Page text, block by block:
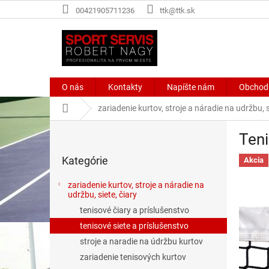
na
00421905711236 ttk@ttk.sk
O nás Kontakty Napíšte nám
Domovzariadenie kurtov, stroje a náradie na udržbu,
B
n
n
e
kategórie
Kategórie
zariadenie kurtov, stroje a náradie na
udržbu, siete, čiary
tenisové čiary a príslušenstvo
tenisové siete a príslušenstvo
stroje a naradie na údržbu kurtov
zariadenie tenisových kurtov
Akcia